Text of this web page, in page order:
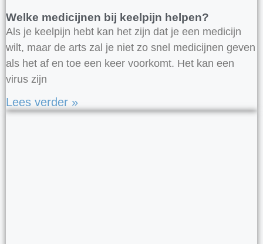
Welke medicijnen bij keelpijn helpen?
Als je keelpijn hebt kan het zijn dat je een medicijn
wilt, maar de arts zal je niet zo snel medicijnen geven
als het af en toe een keer voorkomt. Het kan een
virus zijn
Lees verder »